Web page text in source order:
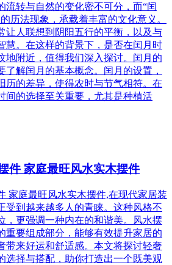
流转与自然的变化密不可分，而“闰
历法现象，承载着丰富的文化意义。
让人联想到阴阳五行的平衡，以及与
慧。在这样的背景下，是否在闰月时
地附近，值得我们深入探讨。闰月的
了解闰月的基本概念。闰月的设置，
历的差异，使得农时与节气相符。在
间的选择至关重要，尤其是种植活
件 家庭最旺风水实木摆件
家庭最旺风水实木摆件,在现代家居装
受到越来越多人的青睐。这种风格不
，更强调一种内在的和谐美。风水摆
重要组成部分，能够有效提升家居的
带来好运和舒适感。本文将探讨轻奢
选择与搭配，助你打造出一个既美观